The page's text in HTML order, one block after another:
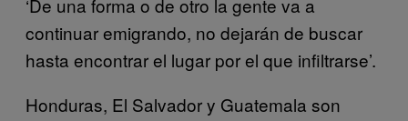
continuar emigrando, no dejarán de buscar
hasta encontrar el lugar por el que infiltrarse’.
Honduras, El Salvador y Guatemala son